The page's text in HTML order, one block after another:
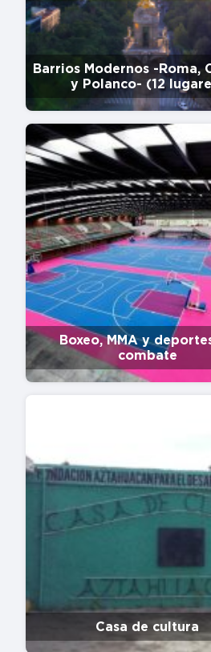
Barrios Modernos -Roma,
y Polanco- (12
Boxeo, MMA y
combate
Casa de cultura